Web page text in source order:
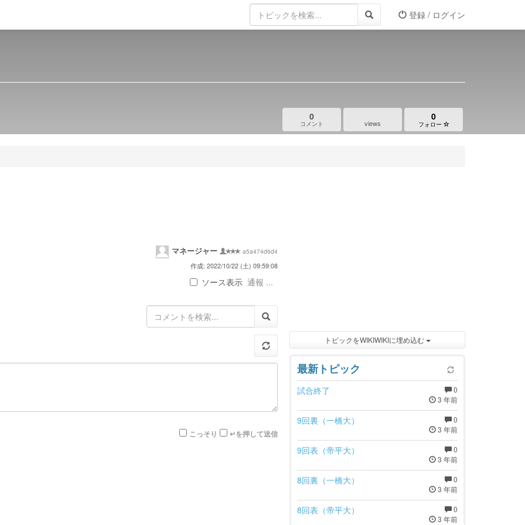
登録 / ログイン
0
コメント views
0
フォロー
マネージャー
a5a474d6d4
作成: 2022/10/22 (土) 09:59:08
ソース表示 通報 ...
こっそり ↵を押して送信
トピックをWIKIWIKIに埋め込む
最新トピック
0
3 年前
試合終了
0
3 年前
9回裏（一橋大）
0
3 年前
9回表（帝平大）
0
3 年前
8回裏（一橋大）
0
3 年前
8回表（帝平大）